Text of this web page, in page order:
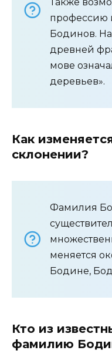
профессию
Бодинов.
древней
мове
деревьев».
Как
склонении?
Фамилия
меняется
Бодине,
Кто из
фамилию